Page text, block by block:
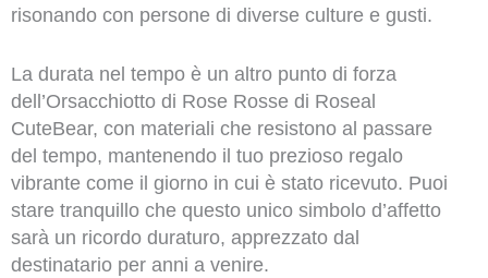
risonando con persone di diverse culture e gusti.
La durata nel tempo è un altro punto di forza
dell’Orsacchiotto di Rose Rosse di Roseal
CuteBear, con materiali che resistono al passare
del tempo, mantenendo il tuo prezioso regalo
vibrante come il giorno in cui è stato ricevuto. Puoi
stare tranquillo che questo unico simbolo d’affetto
sarà un ricordo duraturo, apprezzato dal
destinatario per anni a venire.